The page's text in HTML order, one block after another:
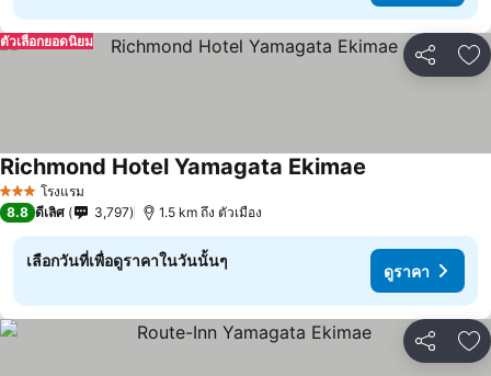
แชร์ เ
ตัวเลือกยอดนิยม
3 ดาว โรงแรม
Richmond Hotel Yamagata Ekimae
8.8 ดีเลิศ 3,797 1.5 km ถึง ตัวเมือง
เลือกวันที่เพื่อดูราคาในวันนั้นๆ
ดูราคา
แชร์ เ